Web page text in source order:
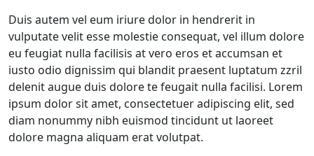
Duis autem vel eum iriure dolor in hendrerit in
vulputate velit esse molestie consequat, vel illum dolore
eu feugiat nulla facilisis at vero eros et accumsan et
iusto odio dignissim qui blandit praesent luptatum zzril
delenit augue duis dolore te feugait nulla facilisi. Lorem
ipsum dolor sit amet, consectetuer adipiscing elit, sed
diam nonummy nibh euismod tincidunt ut laoreet
dolore magna aliquam erat volutpat.